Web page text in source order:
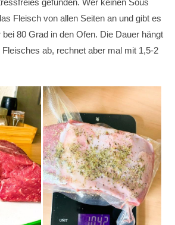
gefunden. Wer keinen Sous
Fleisch von allen Seiten an und gibt es
80 Grad in den Ofen. Die Dauer hängt
ab, rechnet aber mal mit 1,5-2